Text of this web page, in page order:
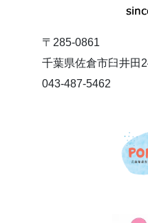
〒285-0861
千葉県佐倉市臼井田
043-487-5462